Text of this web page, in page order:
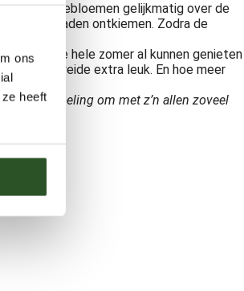
ons
heeft
van weidebloemen gelijkmatig over de
de zaden ontkiemen. Zodra de
heb ik de hele zomer al kunnen genieten
mini-weide extra leuk. En hoe meer
de bedoeling om met z’n allen zoveel